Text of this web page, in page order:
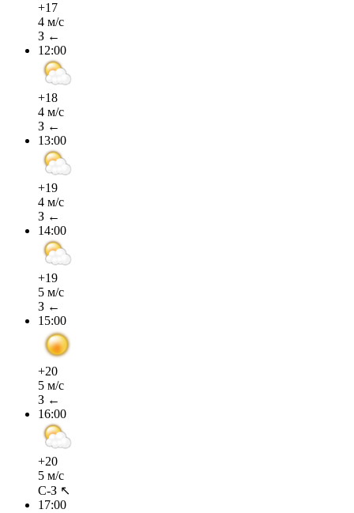
+17
4 м/с
З ←
12:00
+18
4 м/с
З ←
13:00
+19
4 м/с
З ←
14:00
+19
5 м/с
З ←
15:00
+20
5 м/с
З ←
16:00
+20
5 м/с
С-З ↖
17:00